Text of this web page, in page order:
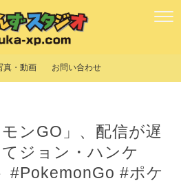
真・動画 お問い合わせ
ンGO」、配信が遅
ジョン・ハンケ
#PokemonGo #ポケ